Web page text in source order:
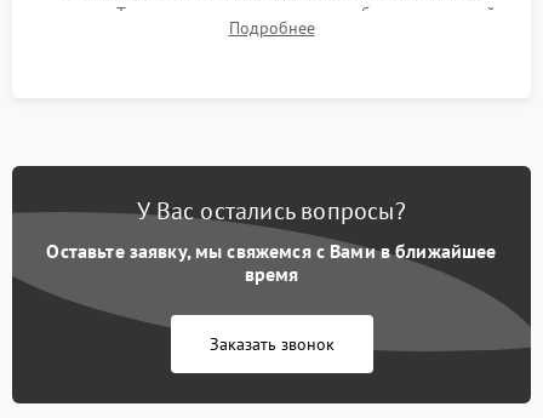
мишени. Тест записи на карту памяти, работы встроенной
вспышки, микрофона и всех кнопок управления.
Подробнее
У Вас остались вопросы?
Оставьте заявку, мы свяжемся с Вами в ближайшее
время
Заказать звонок